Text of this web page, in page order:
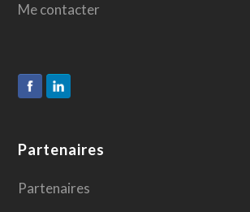
Me contacter
Partenaires
Partenaires